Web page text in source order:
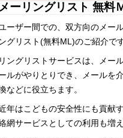
ーリングリスト 無料
ーザー間での、双方向のメー
グリスト(無料ML)のご紹介で
ングリストサービスは、メー
ルがやりとりでき、メールを
などに役立ちます。
年はこどもの安全性にも貢献
網サービスとしての利用も増